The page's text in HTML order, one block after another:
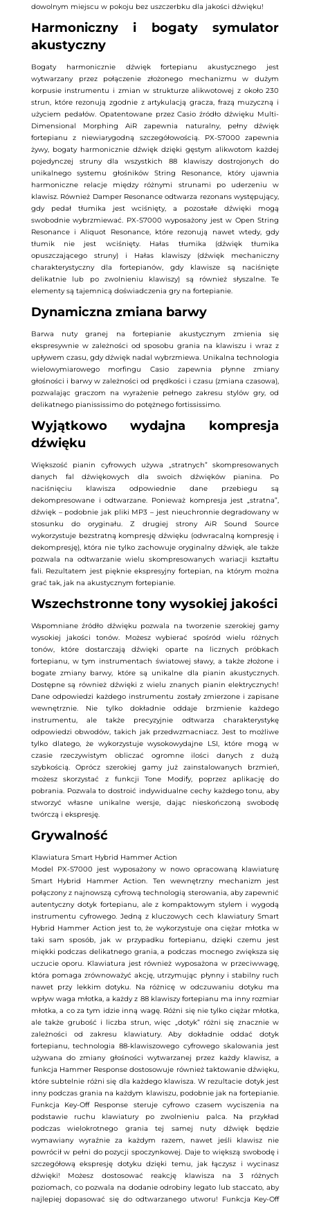
dowolnym miejscu w pokoju bez uszczerbku dla jakości dźwięku!
Harmoniczny i bogaty symulator
akustyczny
Bogaty harmonicznie dźwięk fortepianu akustycznego jest
wytwarzany przez połączenie złożonego mechanizmu w dużym
korpusie instrumentu i zmian w strukturze alikwotowej z około 230
strun, które rezonują zgodnie z artykulacją gracza, frazą muzyczną i
użyciem pedałów. Opatentowane przez Casio źródło dźwięku Multi-
Dimensional Morphing AiR zapewnia naturalny, pełny dźwięk
fortepianu z niewiarygodną szczegółowością. PX-S7000 zapewnia
żywy, bogaty harmonicznie dźwięk dzięki gęstym alikwotom każdej
pojedynczej struny dla wszystkich 88 klawiszy dostrojonych do
unikalnego systemu głośników String Resonance, który ujawnia
harmoniczne relacje między różnymi strunami po uderzeniu w
klawisz. Również Damper Resonance odtwarza rezonans występujący,
gdy pedał tłumika jest wciśnięty, a pozostałe dźwięki mogą
swobodnie wybrzmiewać. PX-S7000 wyposażony jest w Open String
Resonance i Aliquot Resonance, które rezonują nawet wtedy, gdy
tłumik nie jest wciśnięty. Hałas tłumika (dźwięk tłumika
opuszczającego struny) i Hałas klawiszy (dźwięk mechaniczny
charakterystyczny dla fortepianów, gdy klawisze są naciśnięte
delikatnie lub po zwolnieniu klawiszy) są również słyszalne. Te
elementy są tajemnicą doświadczenia gry na fortepianie.
Dynamiczna zmiana barwy
Barwa nuty granej na fortepianie akustycznym zmienia się
ekspresywnie w zależności od sposobu grania na klawiszu i wraz z
upływem czasu, gdy dźwięk nadal wybrzmiewa. Unikalna technologia
wielowymiarowego morfingu Casio zapewnia płynne zmiany
głośności i barwy w zależności od prędkości i czasu (zmiana czasowa),
pozwalając graczom na wyrażenie pełnego zakresu stylów gry, od
delikatnego pianississimo do potężnego fortississimo.
Wyjątkowo wydajna kompresja
dźwięku
Większość pianin cyfrowych używa „stratnych” skompresowanych
danych fal dźwiękowych dla swoich dźwięków pianina. Po
naciśnięciu klawisza odpowiednie dane przebiegu są
dekompresowane i odtwarzane. Ponieważ kompresja jest „stratna”,
dźwięk – podobnie jak pliki MP3 – jest nieuchronnie degradowany w
stosunku do oryginału. Z drugiej strony AiR Sound Source
wykorzystuje bezstratną kompresję dźwięku (odwracalną kompresję i
dekompresję), która nie tylko zachowuje oryginalny dźwięk, ale także
pozwala na odtwarzanie wielu skompresowanych wariacji kształtu
fali. Rezultatem jest pięknie ekspresyjny fortepian, na którym można
grać tak, jak na akustycznym fortepianie.
Wszechstronne tony wysokiej jakości
Wspomniane źródło dźwięku pozwala na tworzenie szerokiej gamy
wysokiej jakości tonów. Możesz wybierać spośród wielu różnych
tonów, które dostarczają dźwięki oparte na licznych próbkach
fortepianu, w tym instrumentach światowej sławy, a także złożone i
bogate zmiany barwy, które są unikalne dla pianin akustycznych.
Dostępne są również dźwięki z wielu znanych pianin elektrycznych!
Dane odpowiedzi każdego instrumentu zostały zmierzone i zapisane
wewnętrznie. Nie tylko dokładnie oddaje brzmienie każdego
instrumentu, ale także precyzyjnie odtwarza charakterystykę
odpowiedzi obwodów, takich jak przedwzmacniacz. Jest to możliwe
tylko dlatego, że wykorzystuje wysokowydajne LSI, które mogą w
czasie rzeczywistym obliczać ogromne ilości danych z dużą
szybkością. Oprócz szerokiej gamy już zainstalowanych brzmień,
możesz skorzystać z funkcji Tone Modify, poprzez aplikację do
pobrania. Pozwala to dostroić indywidualne cechy każdego tonu, aby
stworzyć własne unikalne wersje, dając nieskończoną swobodę
twórczą i ekspresję.
Grywalność
Klawiatura Smart Hybrid Hammer Action
Model PX-S7000 jest wyposażony w nowo opracowaną klawiaturę
Smart Hybrid Hammer Action. Ten wewnętrzny mechanizm jest
połączony z najnowszą cyfrową technologią sterowania, aby zapewnić
autentyczny dotyk fortepianu, ale z kompaktowym stylem i wygodą
instrumentu cyfrowego. Jedną z kluczowych cech klawiatury Smart
Hybrid Hammer Action jest to, że wykorzystuje ona ciężar młotka w
taki sam sposób, jak w przypadku fortepianu, dzięki czemu jest
miękki podczas delikatnego grania, a podczas mocnego zwiększa się
uczucie oporu. Klawiatura jest również wyposażona w przeciwwagę,
która pomaga zrównoważyć akcję, utrzymując płynny i stabilny ruch
nawet przy lekkim dotyku. Na różnicę w odczuwaniu dotyku ma
wpływ waga młotka, a każdy z 88 klawiszy fortepianu ma inny rozmiar
młotka, a co za tym idzie inną wagę. Różni się nie tylko ciężar młotka,
ale także grubość i liczba strun, więc „dotyk” różni się znacznie w
zależności od zakresu klawiatury. Aby dokładnie oddać dotyk
fortepianu, technologia 88-klawiszowego cyfrowego skalowania jest
używana do zmiany głośności wytwarzanej przez każdy klawisz, a
funkcja Hammer Response dostosowuje również taktowanie dźwięku,
które subtelnie różni się dla każdego klawisza. W rezultacie dotyk jest
inny podczas grania na każdym klawiszu, podobnie jak na fortepianie.
Funkcja Key-Off Response steruje cyfrowo czasem wyciszenia na
podstawie ruchu klawiatury po zwolnieniu palca. Na przykład
podczas wielokrotnego grania tej samej nuty dźwięk będzie
wymawiany wyraźnie za każdym razem, nawet jeśli klawisz nie
powrócił w pełni do pozycji spoczynkowej. Daje to większą swobodę i
szczegółową ekspresję dotyku dzięki temu, jak łączysz i wycinasz
dźwięki! Możesz dostosować reakcję klawisza na 3 różnych
poziomach, co pozwala na dodanie odrobiny legato lub staccato, aby
najlepiej dopasować się do odtwarzanego utworu! Funkcja Key-Off